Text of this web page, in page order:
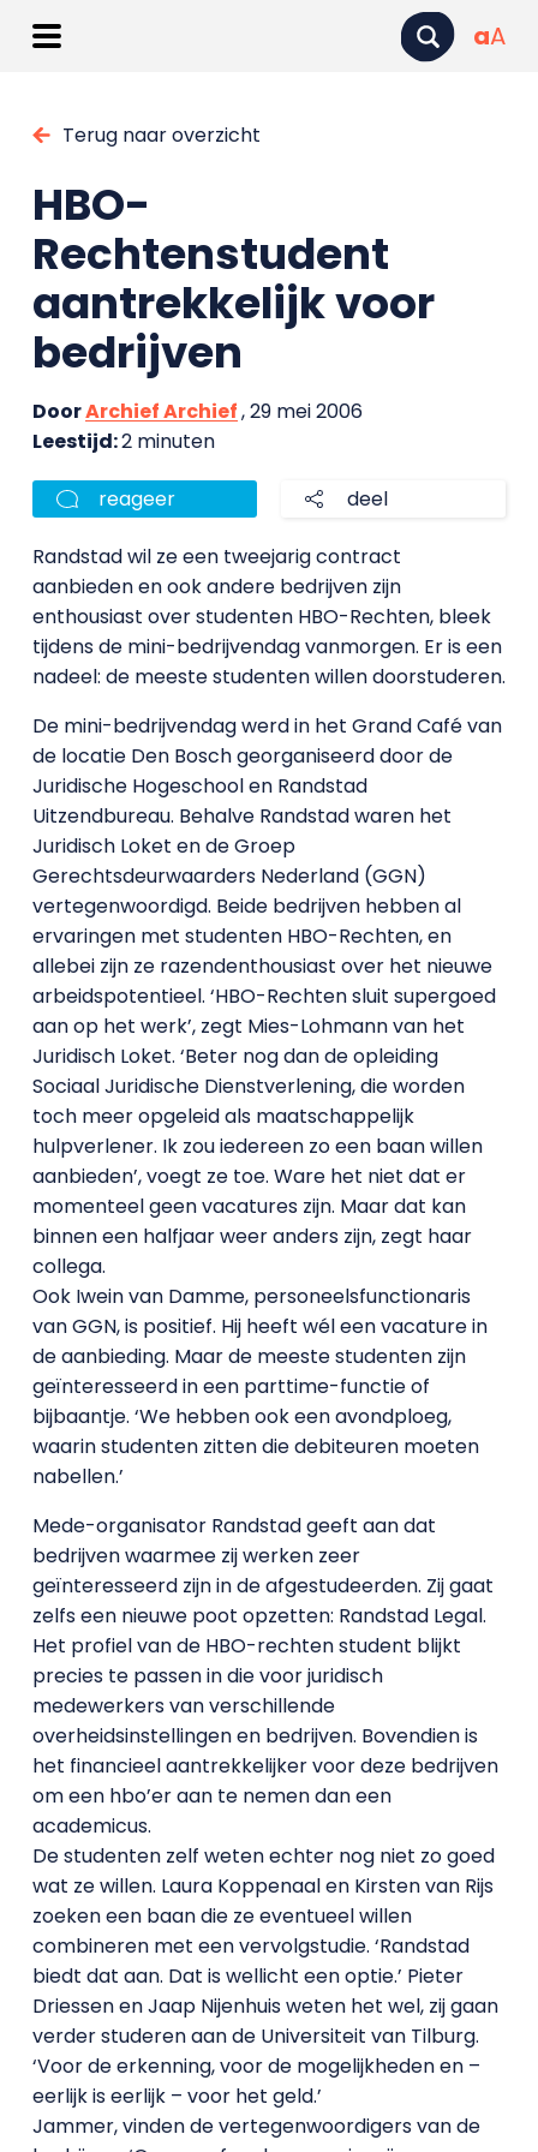
aA
Terug naar overzicht
HBO-
Rechtenstudent
aantrekkelijk voor
bedrijven
DoorArchief Archief, 29 mei 2006
Leestijd:2 minuten
reageer deel
Randstad wil ze een tweejarig contract
aanbieden en ook andere bedrijven zijn
enthousiast over studenten HBO-Rechten, bleek
tijdens de mini-bedrijvendag vanmorgen. Er is een
nadeel: de meeste studenten willen doorstuderen.
De mini-bedrijvendag werd in het Grand Café van
de locatie Den Bosch georganiseerd door de
Juridische Hogeschool en Randstad
Uitzendbureau. Behalve Randstad waren het
Juridisch Loket en de Groep
Gerechtsdeurwaarders Nederland (GGN)
vertegenwoordigd. Beide bedrijven hebben al
ervaringen met studenten HBO-Rechten, en
allebei zijn ze razendenthousiast over het nieuwe
arbeidspotentieel. ‘HBO-Rechten sluit supergoed
aan op het werk’, zegt Mies-Lohmann van het
Juridisch Loket. ‘Beter nog dan de opleiding
Sociaal Juridische Dienstverlening, die worden
toch meer opgeleid als maatschappelijk
hulpverlener. Ik zou iedereen zo een baan willen
aanbieden’, voegt ze toe. Ware het niet dat er
momenteel geen vacatures zijn. Maar dat kan
binnen een halfjaar weer anders zijn, zegt haar
collega.
Ook Iwein van Damme, personeelsfunctionaris
van GGN, is positief. Hij heeft wél een vacature in
de aanbieding. Maar de meeste studenten zijn
geïnteresseerd in een parttime-functie of
bijbaantje. ‘We hebben ook een avondploeg,
waarin studenten zitten die debiteuren moeten
nabellen.’
Mede-organisator Randstad geeft aan dat
bedrijven waarmee zij werken zeer
geïnteresseerd zijn in de afgestudeerden. Zij gaat
zelfs een nieuwe poot opzetten: Randstad Legal.
Het profiel van de HBO-rechten student blijkt
precies te passen in die voor juridisch
medewerkers van verschillende
overheidsinstellingen en bedrijven. Bovendien is
het financieel aantrekkelijker voor deze bedrijven
om een hbo’er aan te nemen dan een
academicus.
De studenten zelf weten echter nog niet zo goed
wat ze willen. Laura Koppenaal en Kirsten van Rijs
zoeken een baan die ze eventueel willen
combineren met een vervolgstudie. ‘Randstad
biedt dat aan. Dat is wellicht een optie.’ Pieter
Driessen en Jaap Nijenhuis weten het wel, zij gaan
verder studeren aan de Universiteit van Tilburg.
‘Voor de erkenning, voor de mogelijkheden en –
eerlijk is eerlijk – voor het geld.’
Jammer, vinden de vertegenwoordigers van de